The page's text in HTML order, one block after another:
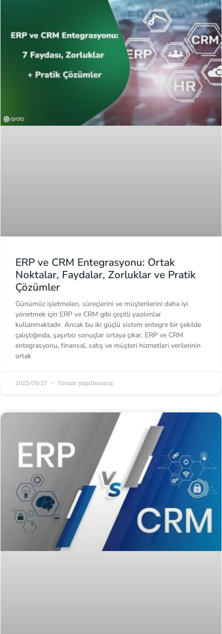
ERP ve CRM Entegrasyonu: Ortak
Noktalar, Faydalar, Zorluklar ve Pratik
Çözümler
Günümüz işletmeleri, süreçlerini ve müşterilerini daha iyi
yönetmek için ERP ve CRM gibi çeşitli yazılımlar
kullanmaktadır. Ancak bu iki güçlü sistem entegre bir şekilde
çalıştığında, şaşırtıcı sonuçlar ortaya çıkar. ERP ve CRM
entegrasyonu, finansal, satış ve müşteri hizmetleri verilerinin
ortak
2025/09/27 Yorum yapılmamış